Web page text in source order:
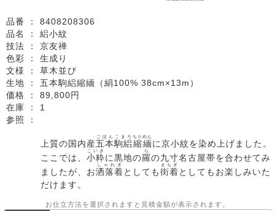
品番 ： 8408208306
品名 ： 絽小紋
技法 ： 京友禅
色彩 ： 生成り
文様 ： 草木並び
生地 ： 五本駒絽縮緬（絹100% 38cm×13m）
価格 ： 89,800円
在庫 ： 1
参照 ：
上質の国内産五本
ごほん
駒絽
こまろ
縮緬
ちりめん
に京小紋を染め上げました。
ここでは、 小粋
こいき
に黒地の羅
ら
の九寸名古屋帯を合わせてみ
ましたが、お洒落着
しゃれぎ
としても街着
まちぎ
としてもお楽しみいた
だけます。
お仕立方法を選択されますと見積金額が表示されます。